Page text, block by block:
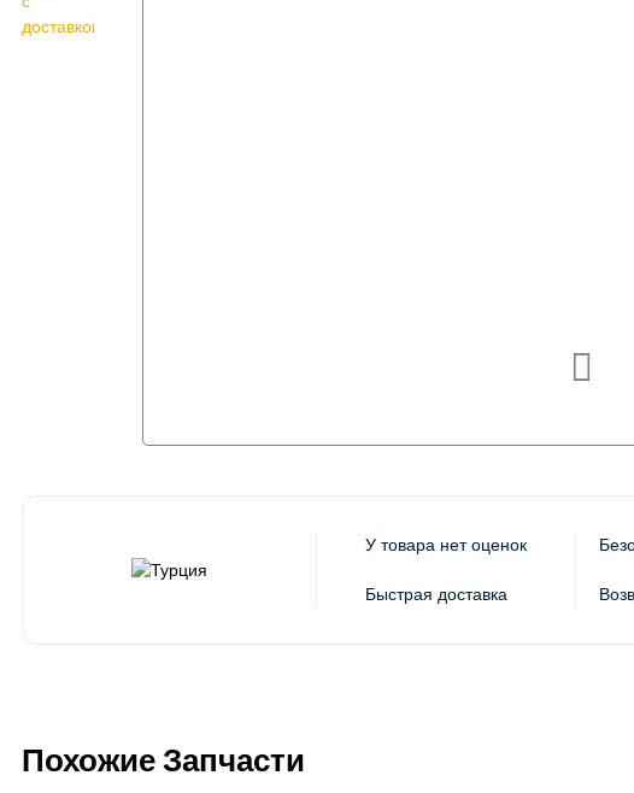
У товара нет оценок
Быстрая доставка
Похожие Запчасти